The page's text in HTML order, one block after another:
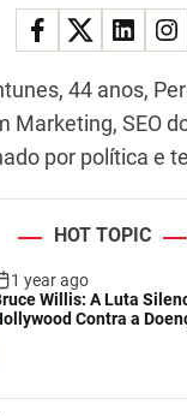
44 anos,
Marketing, SEO
por política e
HOT TOPIC
1 year ago
Willis: A Luta
Contra a